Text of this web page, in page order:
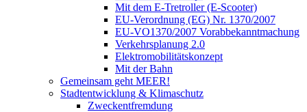
Mit dem E-Tretroller (E-Scooter)
EU-Verordnung (EG) Nr. 1370/2007
EU-VO1370/2007 Vorabbekanntmachung
Verkehrsplanung 2.0
Elektromobilitätskonzept
Mit der Bahn
Gemeinsam geht MEER!
Stadtentwicklung & Klimaschutz
Zweckentfremdung